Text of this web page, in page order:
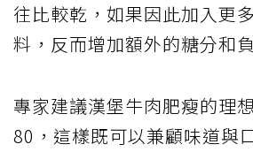
往比較乾，如果因此加入更
料，反而增加額外的糖分和
專家建議漢堡牛肉肥瘦的理
80，這樣既可以兼顧味道與